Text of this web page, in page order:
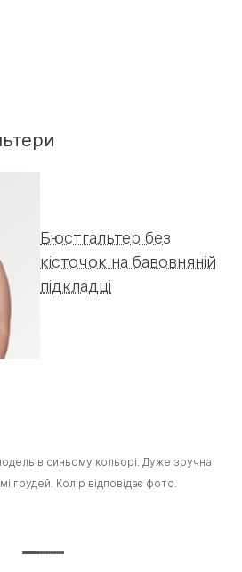
Бюстгальтер без
кісточок на бавовняній
підкладці
в синьому кольорі. Дуже зручна
грудей. Колір відповідає фото.
в синьому кольорі. Дуже зручна
грудей. Колір відповідає фото.